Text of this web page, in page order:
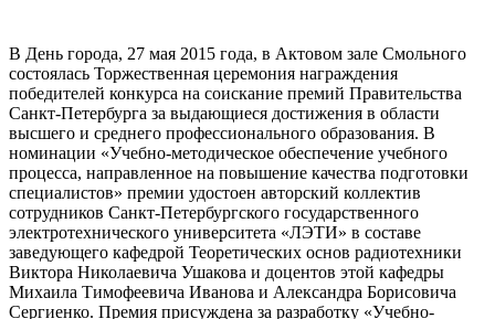
В День города, 27 мая 2015 года, в Актовом зале Смольного
состоялась Торжественная церемония награждения
победителей конкурса на соискание премий Правительства
Санкт-Петербурга за выдающиеся достижения в области
высшего и среднего профессионального образования. В
номинации «Учебно-методическое обеспечение учебного
процесса, направленное на повышение качества подготовки
специалистов» премии удостоен авторский коллектив
сотрудников Санкт-Петербургского государственного
электротехнического университета «ЛЭТИ» в составе
заведующего кафедрой Теоретических основ радиотехники
Виктора Николаевича Ушакова и доцентов этой кафедры
Михаила Тимофеевича Иванова и Александра Борисовича
Сергиенко. Премия присуждена за разработку «Учебно-